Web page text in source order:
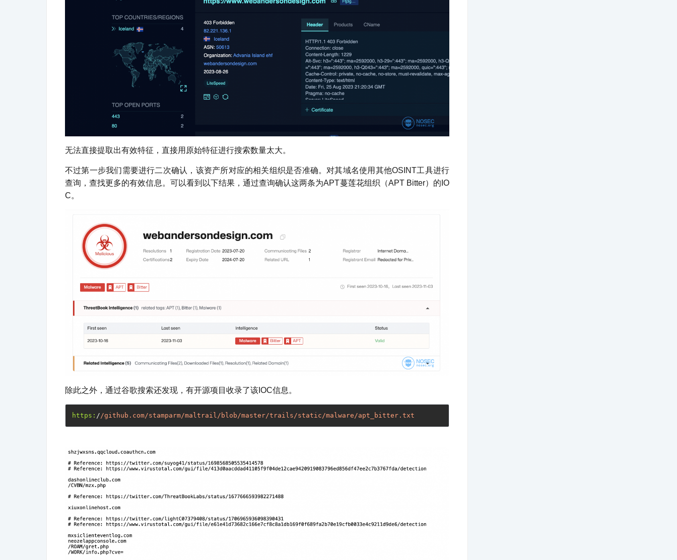
无法直接提取出有效特征，直接用原始特征进行搜索数量太大。
不过第一步我们需要进行二次确认，该资产所对应的相关组织是否准确。对其域名使用其他OSINT工具进行
查询，查找更多的有效信息。可以看到以下结果，通过查询确认这两条为APT蔓莲花组织（APT Bitter）的IO
C。
除此之外，通过谷歌搜索还发现，有开源项目收录了该IOC信息。
https: / /github.com/stamparm/maltrail/blob /master/trails /static/malware /apt_bitter.txt